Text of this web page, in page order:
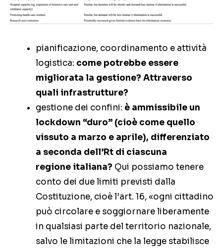
pianificazione, coordinamento e attività
logistica: come potrebbe essere
migliorata la gestione? Attraverso
quali infrastrutture?
gestione dei confini: è ammissibile un
lockdown “duro” (cioè come quello
vissuto a marzo e aprile), differenziato
a seconda dell’Rt di ciascuna
regione italiana? Qui possiamo tenere
conto dei due limiti previsti dalla
Costituzione, cioè l’art. 16, «ogni cittadino
può circolare e soggiornare liberamente
in qualsiasi parte del territorio nazionale,
salvo le limitazioni che la legge stabilisce